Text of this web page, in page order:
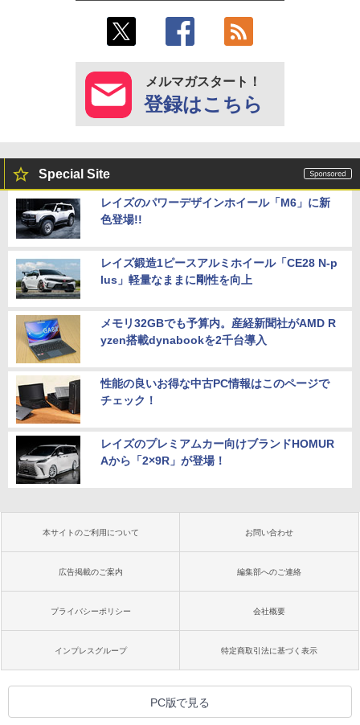
メルマガスタート！
登録はこちら
Special Site
レイズのパワーデザインホイール「M6」に新
色登場!!
レイズ鍛造1ピースアルミホイール「CE28 N-p
lus」軽量なままに剛性を向上
メモリ32GBでも予算内。産経新聞社がAMD R
yzen搭載dynabookを2千台導入
性能の良いお得な中古PC情報はこのページで
チェック！
レイズのプレミアムカー向けブランドHOMUR
Aから「2×9R」が登場！
本サイトのご利用について お問い合わせ
広告掲載のご案内 編集部へのご連絡
プライバシーポリシー 会社概要
インプレスグループ 特定商取引法に基づく表示
PC版で見る